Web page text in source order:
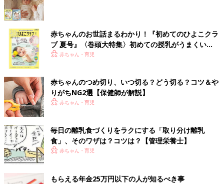
食材は大人用と同じ大きさで加熱したほうが、火が通りやすく、
調理時間の短縮になります。加熱後に離乳食用を取り分けて、赤
ちゃんの時期や発達に合わせた大きさにしましょう。必要に応じ
て、離乳食用はさらに加熱してやわらかくすることも考えて。
【ポイント４】大きさを変えて作るとラクなものも
赤ちゃんのお世話まるわかり！『初めてのひよこクラ
ブ 夏号』〈巻頭大特集〉初めての授乳がうまくい
く！ おっぱい・ミルクの基本と夏のトラブル 解決テ
赤ちゃん・育児
赤ちゃんのつめ切り、いつ切る？どう切る？コツ＆や
りがちNG2選【保健師が解説】
赤ちゃん・育児
毎日の離乳食づくりをラクにする「取り分け離乳
食」、そのワザは？コツは？【管理栄養士】
赤ちゃん・育児
もらえる年金25万円以下の人が知るべき事